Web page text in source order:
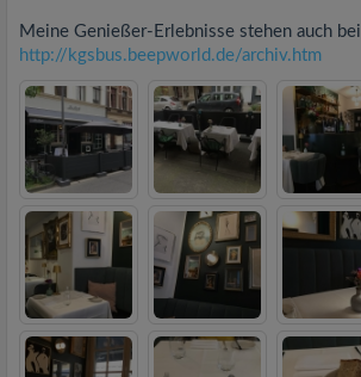
Meine Genießer-Erlebnisse stehen auch bei
http://kgsbus.beepworld.de/archiv.htm